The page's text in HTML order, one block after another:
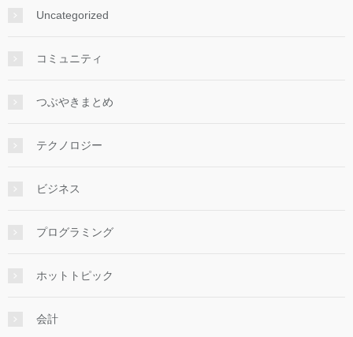
Uncategorized
コミュニティ
つぶやきまとめ
テクノロジー
ビジネス
プログラミング
ホットトピック
会計